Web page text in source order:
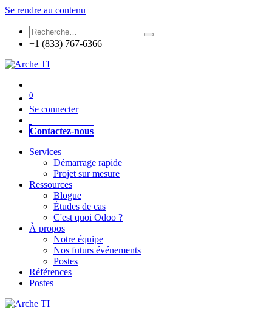
Se rendre au contenu
+1 (833) 767-6366
0
Se connecter
Contactez-nous
Services
Démarrage rapide
Projet sur mesure
Ressources
Blogue
Études de cas
C'est quoi Odoo ?
À propos
Notre équipe
Nos futurs événements
Postes
Références
Postes